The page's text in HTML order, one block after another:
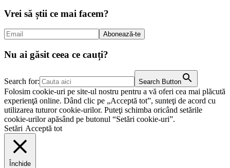
Vrei să știi ce mai facem?
Nu ai găsit ceea ce cauți?
Search for: Search Button
Folosim cookie-uri pe site-ul nostru pentru a vă oferi cea mai plăcută
experienţă online. Dând clic pe „Acceptă tot”, sunteţi de acord cu
utilizarea tuturor cookie-urilor. Puteţi schimba oricând setările
cookie-urilor apăsând pe butonul “Setări cookie-uri”.
Setări Acceptă tot
Închide